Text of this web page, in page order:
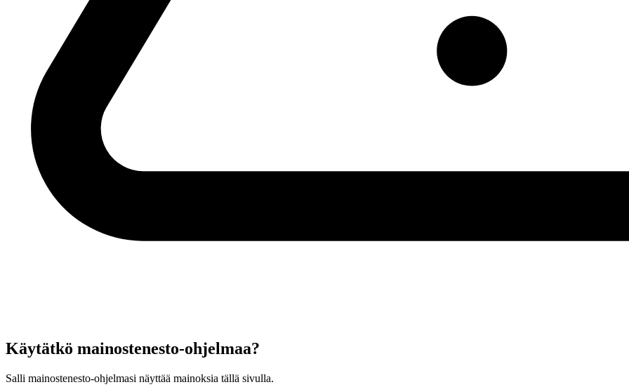
Käytätkö mainostenesto-ohjelmaa?
Salli mainostenesto-ohjelmasi näyttää mainoksia tällä sivulla.